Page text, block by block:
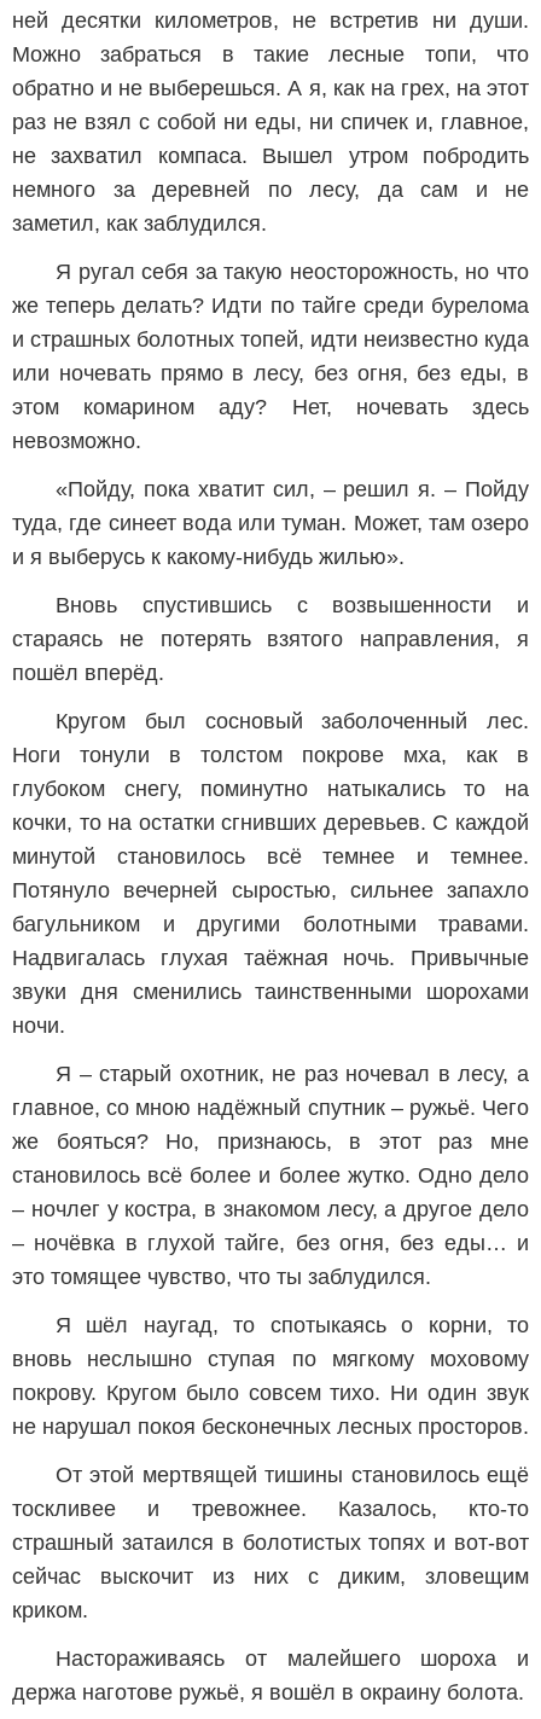
ней десятки километров, не встретив ни души.
Можно забраться в такие лесные топи, что
обратно и не выберешься. А я, как на грех, на этот
раз не взял с собой ни еды, ни спичек и, главное,
не захватил компаса. Вышел утром побродить
немного за деревней по лесу, да сам и не
заметил, как заблудился.
Я ругал себя за такую неосторожность, но что
же теперь делать? Идти по тайге среди бурелома
и страшных болотных топей, идти неизвестно куда
или ночевать прямо в лесу, без огня, без еды, в
этом комарином аду? Нет, ночевать здесь
невозможно.
«Пойду, пока хватит сил, – решил я. – Пойду
туда, где синеет вода или туман. Может, там озеро
и я выберусь к какому-нибудь жилью».
Вновь спустившись с возвышенности и
стараясь не потерять взятого направления, я
пошёл вперёд.
Кругом был сосновый заболоченный лес.
Ноги тонули в толстом покрове мха, как в
глубоком снегу, поминутно натыкались то на
кочки, то на остатки сгнивших деревьев. С каждой
минутой становилось всё темнее и темнее.
Потянуло вечерней сыростью, сильнее запахло
багульником и другими болотными травами.
Надвигалась глухая таёжная ночь. Привычные
звуки дня сменились таинственными шорохами
ночи.
Я – старый охотник, не раз ночевал в лесу, а
главное, со мною надёжный спутник – ружьё. Чего
же бояться? Но, признаюсь, в этот раз мне
становилось всё более и более жутко. Одно дело
– ночлег у костра, в знакомом лесу, а другое дело
– ночёвка в глухой тайге, без огня, без еды… и
это томящее чувство, что ты заблудился.
Я шёл наугад, то спотыкаясь о корни, то
вновь неслышно ступая по мягкому моховому
покрову. Кругом было совсем тихо. Ни один звук
не нарушал покоя бесконечных лесных просторов.
От этой мертвящей тишины становилось ещё
тоскливее и тревожнее. Казалось, кто-то
страшный затаился в болотистых топях и вот-вот
сейчас выскочит из них с диким, зловещим
криком.
Настораживаясь от малейшего шороха и
держа наготове ружьё, я вошёл в окраину болота.